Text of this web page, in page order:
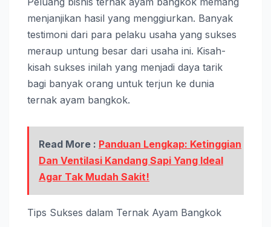
menjanjikan hasil yang menggiurkan. Banyak
testimoni dari para pelaku usaha yang sukses
meraup untung besar dari usaha ini. Kisah-
kisah sukses inilah yang menjadi daya tarik
bagi banyak orang untuk terjun ke dunia
ternak ayam bangkok.
Read More : Panduan Lengkap: Ketinggian
Dan Ventilasi Kandang Sapi Yang Ideal
Agar Tak Mudah Sakit!
Tips Sukses dalam Ternak Ayam Bangkok